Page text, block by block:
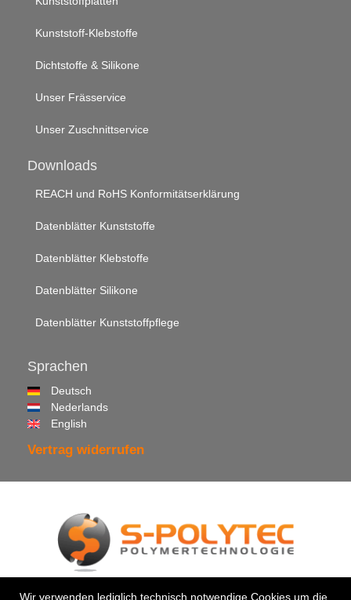
Kunststoff-Klebstoffe
Dichtstoffe & Silikone
Unser Frässervice
Unser Zuschnittservice
Downloads
REACH und RoHS Konformitätserklärung
Datenblätter Kunststoffe
Datenblätter Klebstoffe
Datenblätter Silikone
Datenblätter Kunststoffpflege
Sprachen
Deutsch
Nederlands
English
Vertrag widerrufen
© 2026 •S-Polytec GmbH
Wir verwenden lediglich technisch notwendige Cookies um die